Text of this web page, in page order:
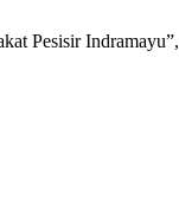
Pesisir Indramayu”,